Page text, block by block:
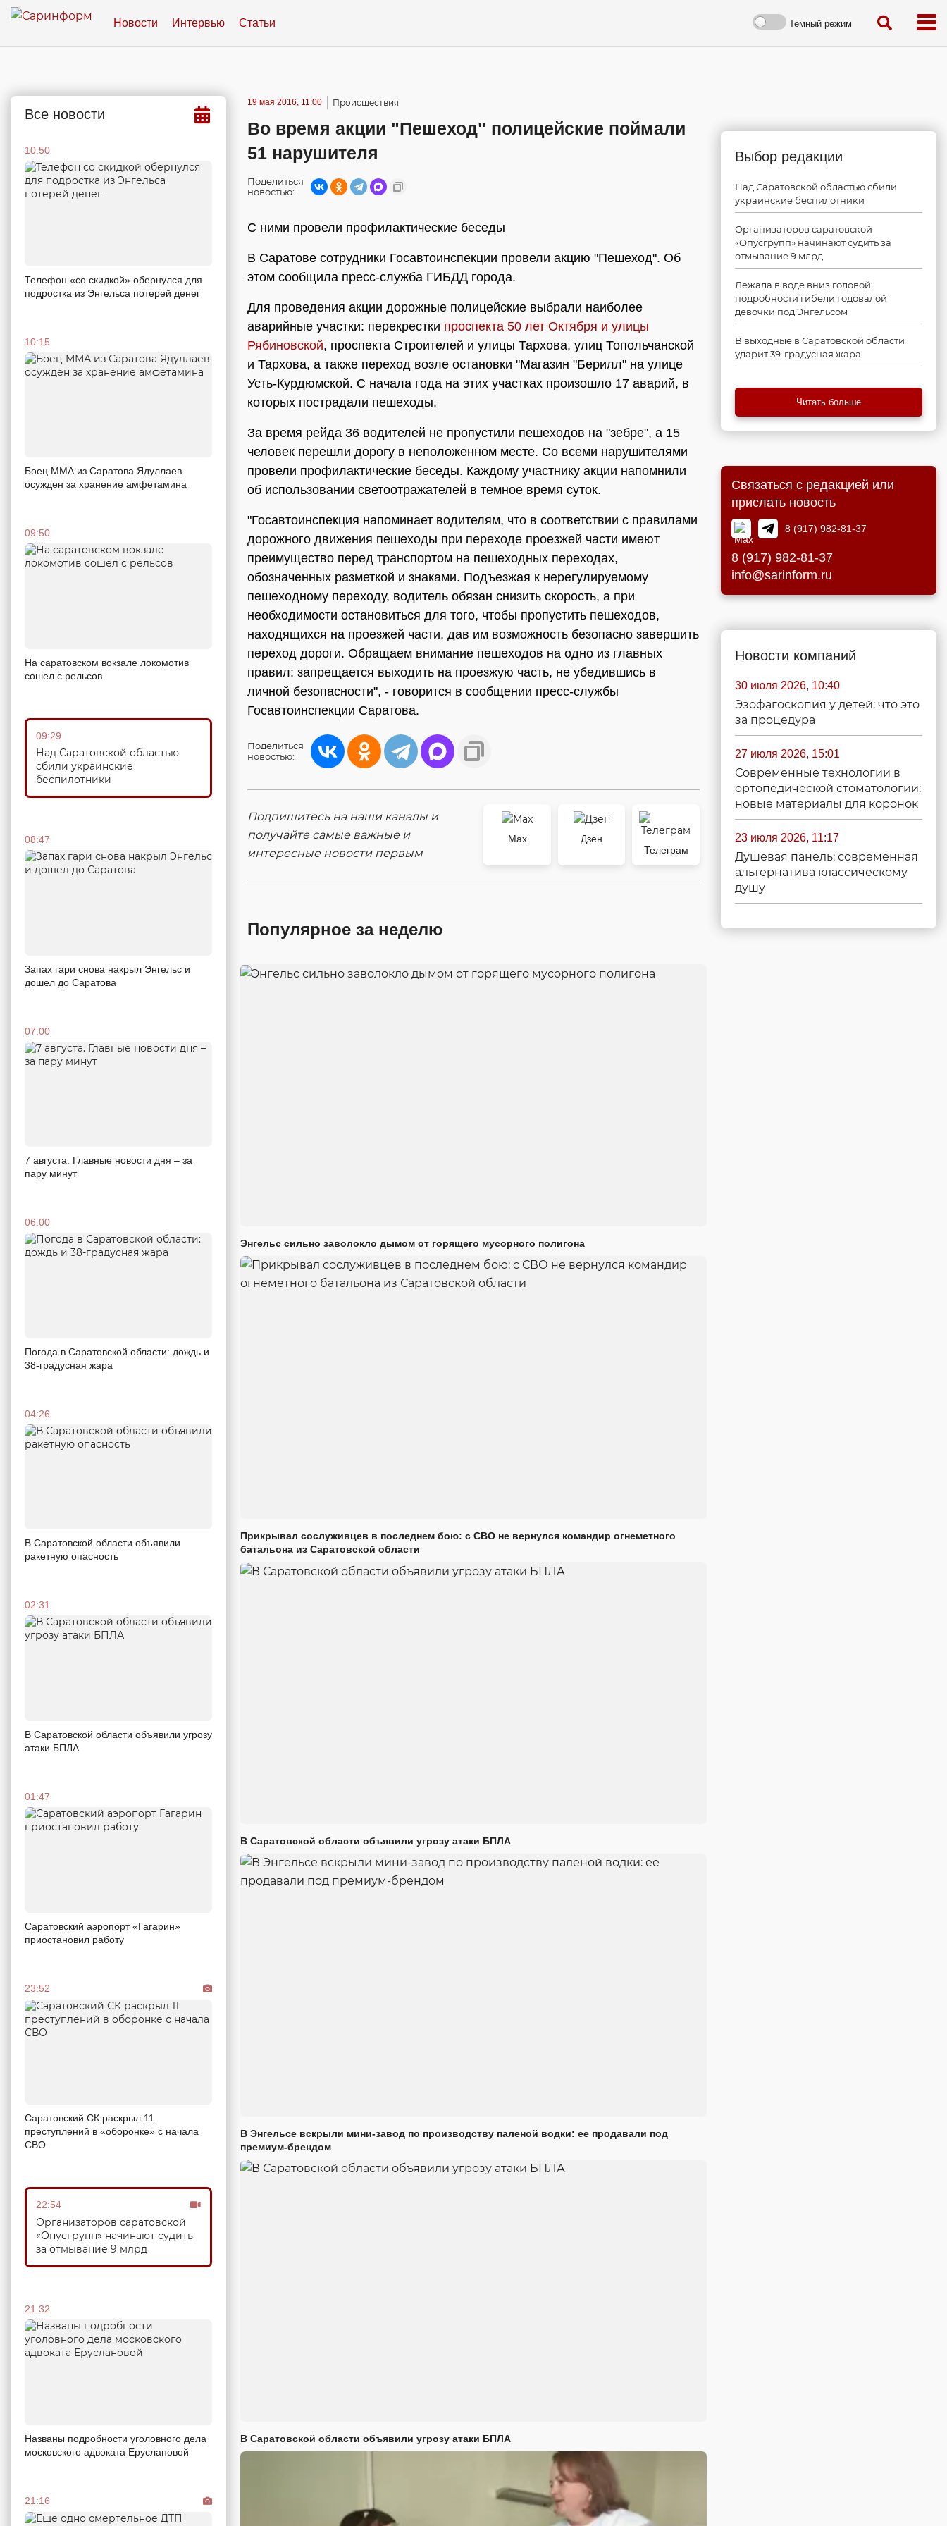
Новости Интервью Статьи Темный режим
Все новости
10:50
Телефон «со скидкой» обернулся для
подростка из Энгельса потерей денег
10:15
Боец ММА из Саратова Ядуллаев
осужден за хранение амфетамина
09:50
На саратовском вокзале локомотив
сошел с рельсов
09:29
Над Саратовской областью
сбили украинские
беспилотники
08:47
Запах гари снова накрыл Энгельс и
дошел до Саратова
07:00
7 августа. Главные новости дня – за
пару минут
06:00
Погода в Саратовской области: дождь и
38-градусная жара
04:26
В Саратовской области объявили
ракетную опасность
02:31
В Саратовской области объявили угрозу
атаки БПЛА
01:47
Саратовский аэропорт «Гагарин»
приостановил работу
23:52
Саратовский СК раскрыл 11
преступлений в «оборонке» с начала
СВО
22:54
Организаторов саратовской
«Опусгрупп» начинают судить
за отмывание 9 млрд
21:32
Названы подробности уголовного дела
московского адвоката Еруслановой
21:16
19 мая 2016, 11:00 Происшествия
Во время акции "Пешеход" полицейские поймали
51 нарушителя
Поделиться
новостью:
С ними провели профилактические беседы
В Саратове сотрудники Госавтоинспекции провели акцию "Пешеход". Об
этом сообщила пресс-служба ГИБДД города.
Для проведения акции дорожные полицейские выбрали наиболее
аварийные участки: перекрестки проспекта 50 лет Октября и улицы
Рябиновской, проспекта Строителей и улицы Тархова, улиц Топольчанской
и Тархова, а также переход возле остановки "Магазин "Берилл" на улице
Усть-Курдюмской. С начала года на этих участках произошло 17 аварий, в
которых пострадали пешеходы.
За время рейда 36 водителей не пропустили пешеходов на "зебре", а 15
человек перешли дорогу в неположенном месте. Со всеми нарушителями
провели профилактические беседы. Каждому участнику акции напомнили
об использовании светоотражателей в темное время суток.
"Госавтоинспекция напоминает водителям, что в соответствии с правилами
дорожного движения пешеходы при переходе проезжей части имеют
преимущество перед транспортом на пешеходных переходах,
обозначенных разметкой и знаками. Подъезжая к нерегулируемому
пешеходному переходу, водитель обязан снизить скорость, а при
необходимости остановиться для того, чтобы пропустить пешеходов,
находящихся на проезжей части, дав им возможность безопасно завершить
переход дороги. Обращаем внимание пешеходов на одно из главных
правил: запрещается выходить на проезжую часть, не убедившись в
личной безопасности", - говорится в сообщении пресс-службы
Госавтоинспекции Саратова.
Поделиться
новостью:
Подпишитесь на наши каналы и
получайте самые важные и
интересные новости первым
Max
Дзен
Телеграм
Популярное за неделю
Энгельс сильно заволокло дымом от горящего мусорного полигона
Прикрывал сослуживцев в последнем бою: с СВО не вернулся командир огнеметного
батальона из Саратовской области
В Саратовской области объявили угрозу атаки БПЛА
В Энгельсе вскрыли мини-завод по производству паленой водки: ее продавали под
премиум-брендом
В Саратовской области объявили угрозу атаки БПЛА
Выбор редакции
Над Саратовской областью сбили
украинские беспилотники
Организаторов саратовской
«Опусгрупп» начинают судить за
отмывание 9 млрд
Лежала в воде вниз головой:
подробности гибели годовалой
девочки под Энгельсом
В выходные в Саратовской области
ударит 39-градусная жара
Читать больше
Связаться с редакцией или
прислать новость
8 (917) 982-81-37
8 (917) 982-81-37
info@sarinform.ru
Новости компаний
30 июля 2026, 10:40
Эзофагоскопия у детей: что это
за процедура
27 июля 2026, 15:01
Современные технологии в
ортопедической стоматологии:
новые материалы для коронок
23 июля 2026, 11:17
Душевая панель: современная
альтернатива классическому
душу